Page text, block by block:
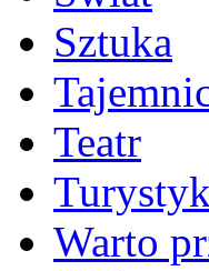
Sztuka
Teatr
Warto